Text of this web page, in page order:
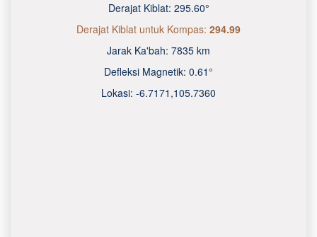
Derajat Kiblat: 295.60°
Derajat Kiblat untuk Kompas: 294.99
Jarak Ka'bah: 7835 km
Defleksi Magnetik: 0.61°
Lokasi: -6.7171 ,105.7360